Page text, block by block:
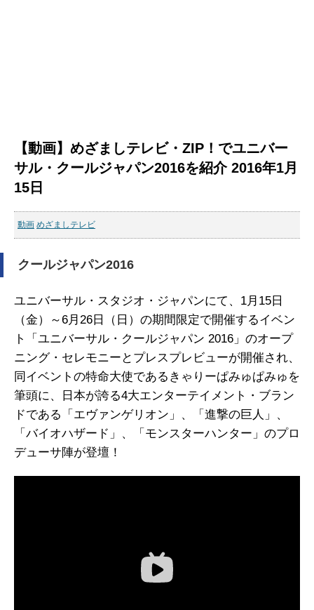
【動画】めざましテレビ・ZIP！でユニバー
サル・クールジャパン2016を紹介 2016年1月
15日
動画 めざましテレビ
クールジャパン2016
ユニバーサル・スタジオ・ジャパンにて、1月15日
（金）～6月26日（日）の期間限定で開催するイベン
ト「ユニバーサル・クールジャパン 2016」のオープ
ニング・セレモニーとプレスプレビューが開催され、
同イベントの特命大使であるきゃりーぱみゅぱみゅを
筆頭に、日本が誇る4大エンターテイメント・ブラン
ドである「エヴァンゲリオン」、「進撃の巨人」、
「バイオハザード」、「モンスターハンター」のプロ
デューサ陣が登壇！